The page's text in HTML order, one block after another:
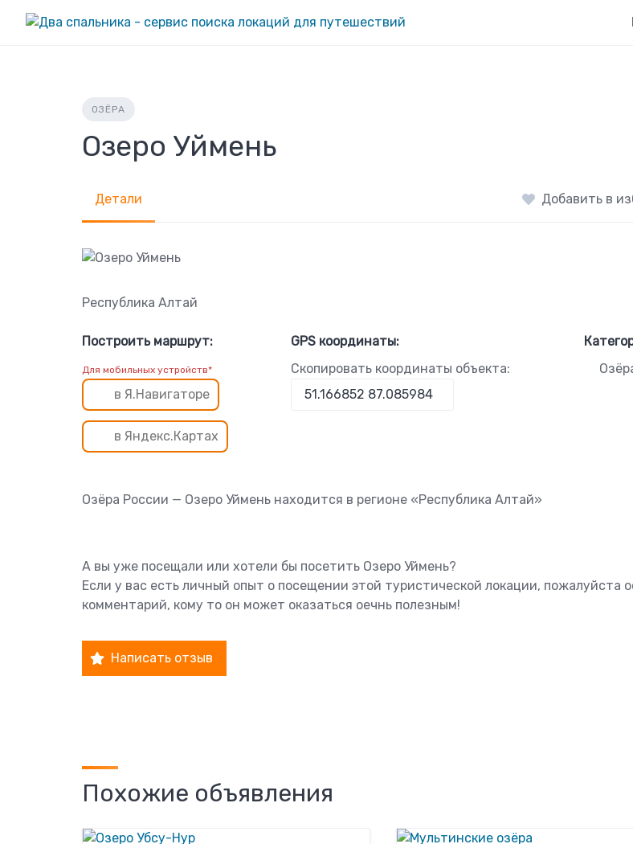
ОЗЁРА
Озеро Уймень
Детали Добавить в
Республика Алтай
Построить маршрут:
Для мобильных устройств*
в Я.Навигаторе
в Яндекс.Картах
GPS координаты:
Скопировать координаты объекта:
Озёра России — Озеро Уймень находится в регионе «Республика Алтай»
А вы уже посещали или хотели бы посетить Озеро Уймень?
Если у вас есть личный опыт о посещении этой туристической локации, пожалуйста
комментарий, кому то он может оказаться оечнь полезным!
Написать отзыв
Похожие объявления